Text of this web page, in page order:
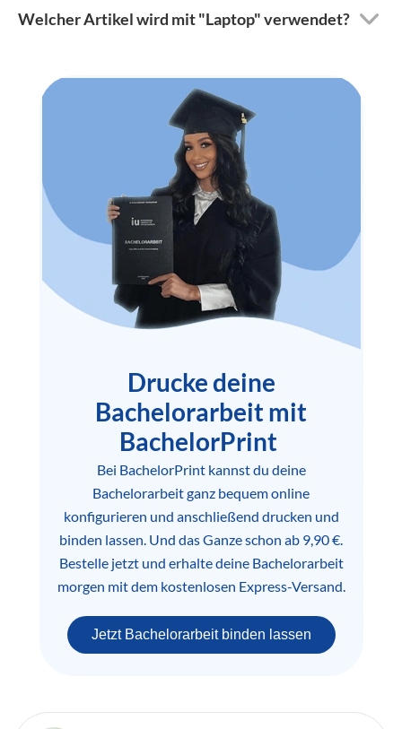
Welcher Artikel wird mit "Laptop" verwendet?
Drucke deine
Bachelorarbeit mit
BachelorPrint
Bei BachelorPrint kannst du deine
Bachelorarbeit ganz bequem online
konfigurieren und anschließend drucken und
binden lassen. Und das Ganze schon ab 9,90 €.
Bestelle jetzt und erhalte deine Bachelorarbeit
morgen mit dem kostenlosen Express-Versand.
Jetzt Bachelorarbeit binden lassen